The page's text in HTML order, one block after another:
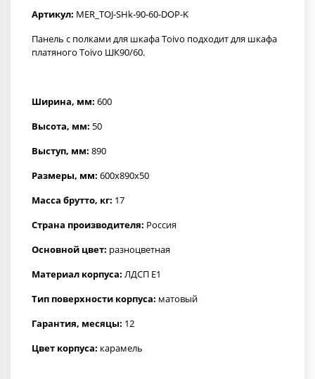
Артикул: MER_TOJ-SHk-90-60-DOP-K
Панель с полками для шкафа Toivo подходит для шкафа
платяного Toivo ШК90/60.
Ширина, мм: 600
Высота, мм: 50
Выступ, мм: 890
Размеры, мм: 600x890x50
Масса брутто, кг: 17
Страна производителя: Россия
Основной цвет: разноцветная
Материал корпуса: ЛДСП Е1
Тип поверхности корпуса: матовый
Гарантия, месяцы: 12
Цвет корпуса: карамель